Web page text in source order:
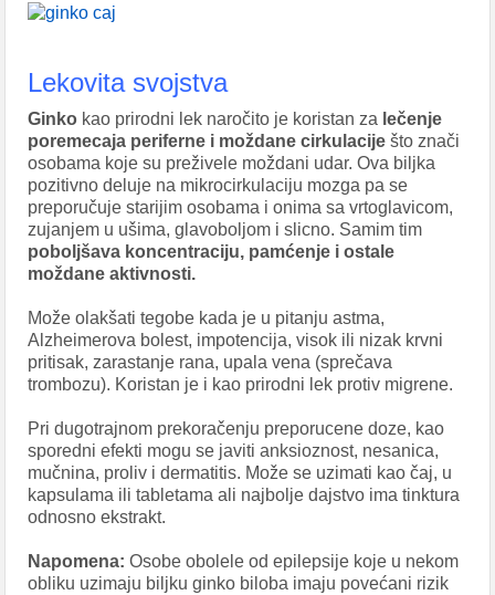
Lekovita svojstva
Ginko kao prirodni lek naročito je koristan za lečenje
poremecaja periferne i moždane cirkulacije što znači
osobama koje su preživele moždani udar. Ova biljka
pozitivno deluje na mikrocirkulaciju mozga pa se
preporučuje starijim osobama i onima sa vrtoglavicom,
zujanjem u ušima, glavoboljom i slicno. Samim tim
poboljšava koncentraciju, pamćenje i ostale
moždane aktivnosti.
Može olakšati tegobe kada je u pitanju astma,
Alzheimerova bolest, impotencija, visok ili nizak krvni
pritisak, zarastanje rana, upala vena (sprečava
trombozu). Koristan je i kao prirodni lek protiv migrene.
Pri dugotrajnom prekoračenju preporucene doze, kao
sporedni efekti mogu se javiti anksioznost, nesanica,
mučnina, proliv i dermatitis. Može se uzimati kao čaj, u
kapsulama ili tabletama ali najbolje dajstvo ima tinktura
odnosno ekstrakt.
Napomena: Osobe obolele od epilepsije koje u nekom
obliku uzimaju biljku ginko biloba imaju povećani rizik